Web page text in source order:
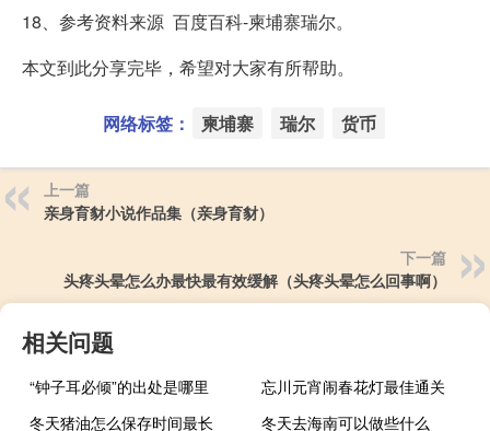
18、参考资料来源 百度百科-柬埔寨瑞尔。
本文到此分享完毕，希望对大家有所帮助。
网络标签： 柬埔寨 瑞尔 货币
上一篇
亲身育豺小说作品集（亲身育豺）
下一篇
头疼头晕怎么办最快最有效缓解（头疼头晕怎么回事啊）
相关问题
“钟子耳必倾”的出处是哪里
忘川元宵闹春花灯最佳通关
冬天猪油怎么保存时间最长
冬天去海南可以做些什么